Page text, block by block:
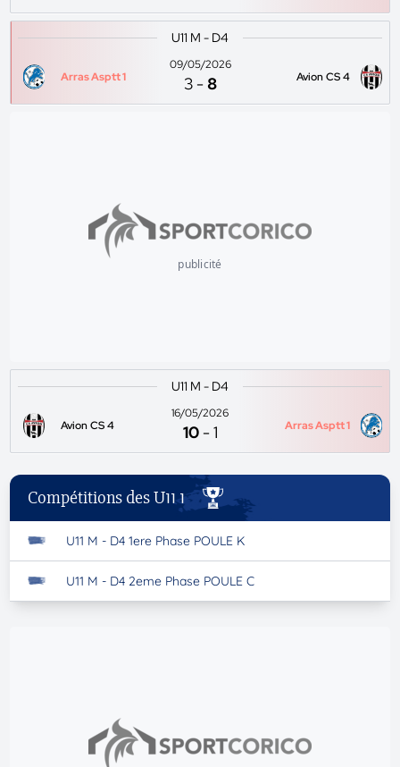
U11 M - D4
Arras Asptt 1
09/05/2026
3 -8 Avion CS 4
publicité
U11 M - D4
Avion CS 4
16/05/2026
10 -1 Arras Asptt 1
Compétitions des U11 1
U11 M - D4 1ere Phase POULE K
U11 M - D4 2eme Phase POULE C